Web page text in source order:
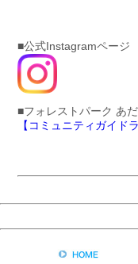
■公式Instagramページ
■フォレストパーク あ
【コミュニティガイド